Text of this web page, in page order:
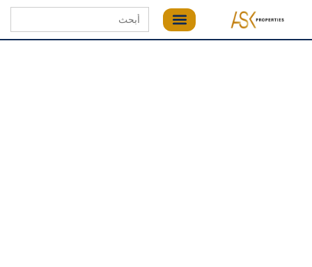
Search
for: